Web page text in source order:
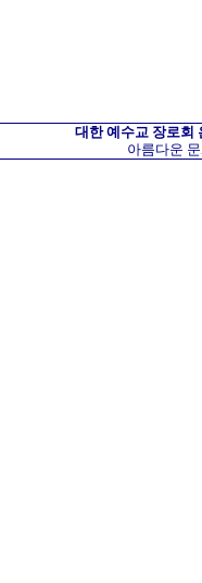
대한 예수교 장로회
아름다운